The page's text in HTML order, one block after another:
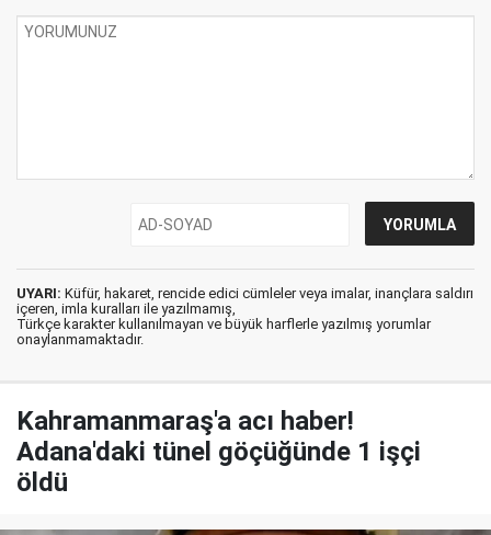
UYARI: Küfür, hakaret, rencide edici cümleler veya imalar, inançlara saldırı
içeren, imla kuralları ile yazılmamış,
Türkçe karakter kullanılmayan ve büyük harflerle yazılmış yorumlar
onaylanmamaktadır.
Kahramanmaraş'a acı haber!
Adana'daki tünel göçüğünde 1 işçi
öldü